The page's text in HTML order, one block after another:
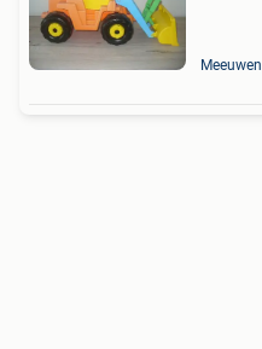
Meeuwen